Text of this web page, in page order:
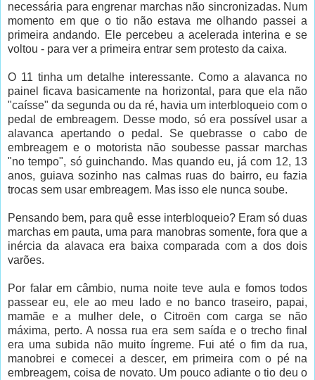
necessária para engrenar marchas não sincronizadas. Num
momento em que o tio não estava me olhando passei a
primeira andando. Ele percebeu a acelerada interina e se
voltou - para ver a primeira entrar sem protesto da caixa.
O 11 tinha um detalhe interessante. Como a alavanca no
painel ficava basicamente na horizontal, para que ela não
"caísse" da segunda ou da ré, havia um interbloqueio com o
pedal de embreagem. Desse modo, só era possível usar a
alavanca apertando o pedal. Se quebrasse o cabo de
embreagem e o motorista não soubesse passar marchas
"no tempo", só guinchando. Mas quando eu, já com 12, 13
anos, guiava sozinho nas calmas ruas do bairro, eu fazia
trocas sem usar embreagem. Mas isso ele nunca soube.
Pensando bem, para quê esse interbloqueio? Eram só duas
marchas em pauta, uma para manobras somente, fora que a
inércia da alavaca era baixa comparada com a dos dois
varões.
Por falar em câmbio, numa noite teve aula e fomos todos
passear eu, ele ao meu lado e no banco traseiro, papai,
mamãe e a mulher dele, o Citroën com carga se não
máxima, perto. A nossa rua era sem saída e o trecho final
era uma subida não muito íngreme. Fui até o fim da rua,
manobrei e comecei a descer, em primeira com o pé na
embreagem, coisa de novato. Um pouco adiante o tio deu o